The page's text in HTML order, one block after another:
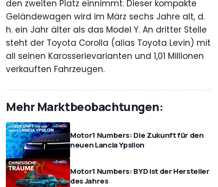
den zweiten Platz einnimmt. Dieser kompakte
Geländewagen wird im März sechs Jahre alt, d.
h. ein Jahr älter als das Model Y. An dritter Stelle
steht der Toyota Corolla (alias Toyota Levin) mit
all seinen Karosserievarianten und 1,01 Millionen
verkauften Fahrzeugen.
Mehr Marktbeobachtungen:
Motor1 Numbers: Die Zukunft für den
neuen Lancia Ypsilon
Motor1 Numbers: BYD ist der Hersteller
des Jahres